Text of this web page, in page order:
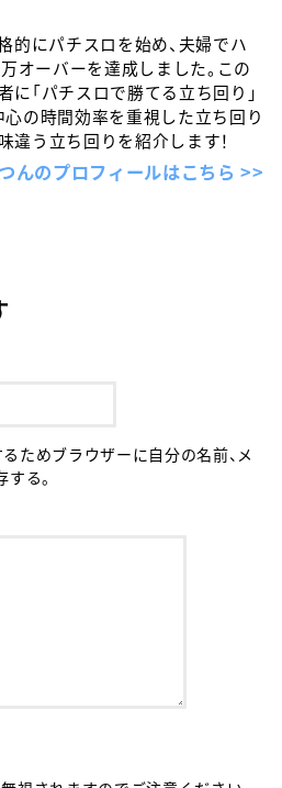
的にパチスロを始め、夫婦でハ
オーバーを達成しました。この
「パチスロで勝てる立ち回り」
心の時間効率を重視した立ち回り
違う立ち回りを紹介します！
んのプロフィールはこちら >>
ためブラウザーに自分の名前、メ
る。